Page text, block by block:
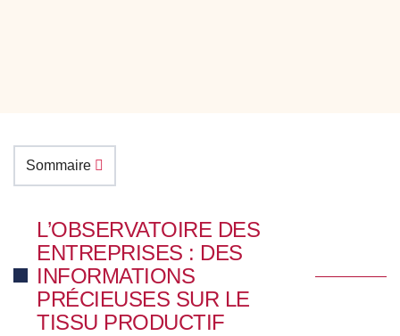
Sommaire
L’OBSERVATOIRE DES
ENTREPRISES : DES
INFORMATIONS
PRÉCIEUSES SUR LE
TISSU PRODUCTIF